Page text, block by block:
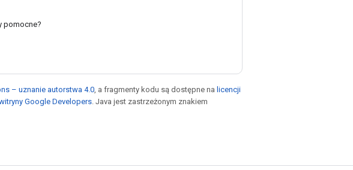
pomocne?
– uznanie autorstwa 4.0 , a fragmenty kodu są dostępne na licencji
Google Developers . Java jest zastrzeżonym znakiem